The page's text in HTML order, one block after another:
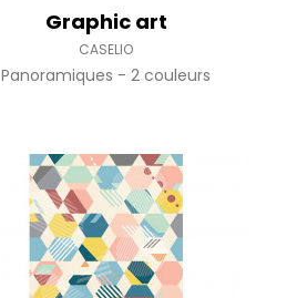
Graphic art
CASELIO
Panoramiques 2 couleurs